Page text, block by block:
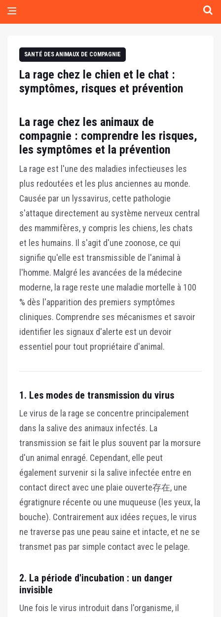
SANTÉ DES ANIMAUX DE COMPAGNIE
La rage chez le chien et le chat :
symptômes, risques et prévention
La rage chez les animaux de
compagnie : comprendre les risques,
les symptômes et la prévention
La rage est l'une des maladies infectieuses les
plus redoutées et les plus anciennes au monde.
Causée par un lyssavirus, cette pathologie
s'attaque directement au système nerveux central
des mammifères, y compris les chiens, les chats
et les humains. Il s'agit d'une zoonose, ce qui
signifie qu'elle est transmissible de l'animal à
l'homme. Malgré les avancées de la médecine
moderne, la rage reste une maladie mortelle à 100
% dès l'apparition des premiers symptômes
cliniques. Comprendre ses mécanismes et savoir
identifier les signaux d'alerte est un devoir
essentiel pour tout propriétaire d'animal.
1. Les modes de transmission du virus
Le virus de la rage se concentre principalement
dans la salive des animaux infectés. La
transmission se fait le plus souvent par la morsure
d'un animal enragé. Cependant, elle peut
également survenir si la salive infectée entre en
contact direct avec une plaie ouverte存在, une
égratignure récente ou une muqueuse (les yeux, la
bouche). Contrairement aux idées reçues, le virus
ne traverse pas une peau saine et intacte, et ne se
transmet pas par simple contact avec le pelage.
2. La période d'incubation : un danger
invisible
Une fois le virus introduit dans l'organisme, il